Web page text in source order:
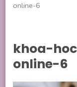
online-6
khoa-
online-6